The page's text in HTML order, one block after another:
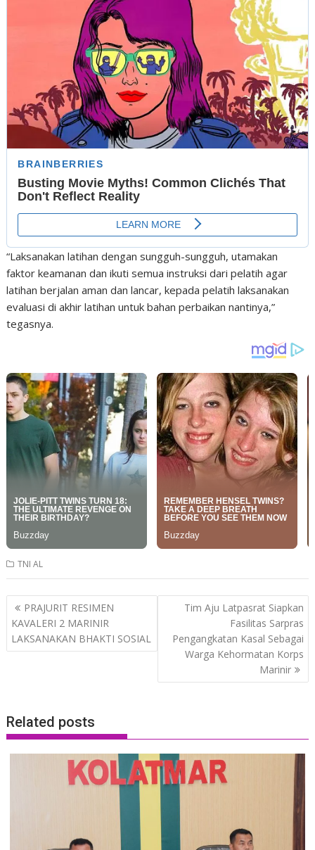
“Laksanakan latihan dengan sungguh-sungguh, utamakan
faktor keamanan dan ikuti semua instruksi dari pelatih agar
latihan berjalan aman dan lancar, kepada pelatih laksanakan
evaluasi di akhir latihan untuk bahan perbaikan nantinya,”
tegasnya.
TNI AL
Post
navigation
PRAJURIT RESIMEN
KAVALERI 2 MARINIR
LAKSANAKAN BHAKTI SOSIAL
Tim Aju Latpasrat Siapkan
Fasilitas Sarpras
Pengangkatan Kasal Sebagai
Warga Kehormatan Korps
Marinir
Related posts